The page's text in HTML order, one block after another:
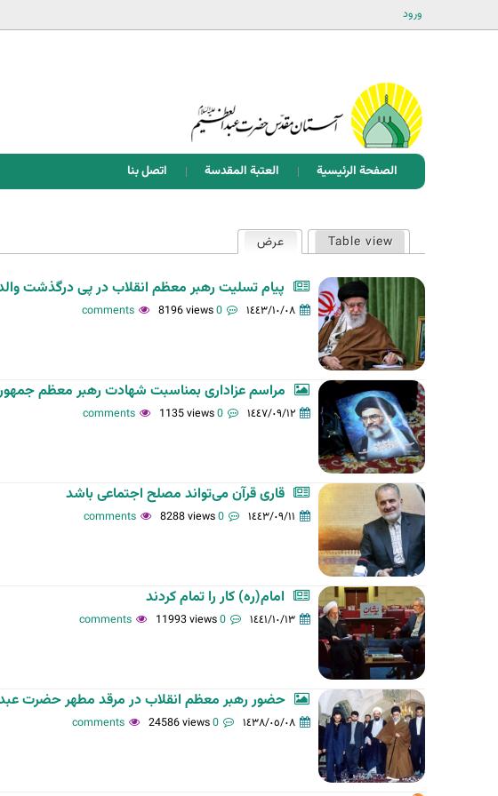
ورود
الصفحة الرئيسية العتبة المقدسة اتصل بنا
ت
و
ي
ب
ا
ت
ا
ل
أ
س
ا
س
ي
ة
Table view عرض(علامة التبويب النشطة)
پیام تسلیت رهبر معظم انقلاب در پی درگذشت
١٤٤٣/١٠/٠٨ 0 comments
8196 views
مراسم عزاداری بمناسبت شهادت رهبر معظم
١٤٤٧/٠٩/١٢ 0 comments
1135 views
قاری قرآن می‌تواند مصلح اجتماعی باشد
١٤٤٣/٠٩/١١ 0 comments
8288 views
امام(ره) کار را تمام کردند
١٤٤١/١٠/١٣ 0 comments
11993 views
حضور رهبر معظم انقلاب در مرقد مطهر حضرت
١٤٣٨/٠٥/٠٨ 0 comments
24586 views